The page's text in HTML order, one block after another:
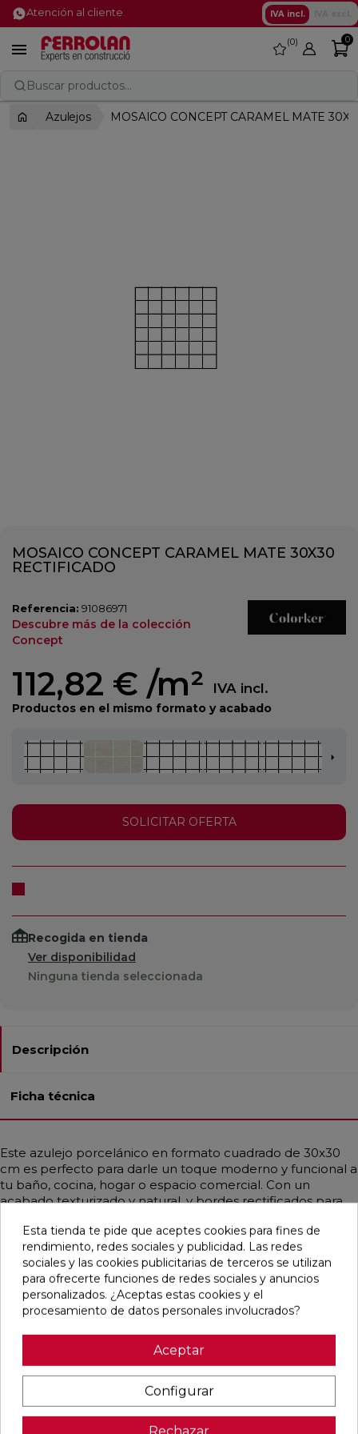
Atención al cliente IVA incl.
 favorite
0 0
Buscar productos...
Azulejos MOSAICO CONCEPT CARAMEL MATE
MOSAICO CONCEPT CARAMEL MATE 30X30
RECTIFICADO
Referencia: 91086971
Descubre más de la colección
Concept
112,82 € /m² IVA incl.
Productos en el mismo formato y acabado
SOLICITAR OFERTA
Recogida en tienda
Ver disponibilidad
Ninguna tienda seleccionada
Descripción
Ficha técnica
Este azulejo porcelánico en formato cuadrado de 30x30
cm es perfecto para darle un toque moderno y funcional a
tu baño, cocina, hogar o espacio comercial. Con un
acabado texturizado y natural, y bordes rectificados para
antihielo como antimanchas. Su estilo industrial y
contemporáneo, que simula cemento en tonos beige y
arena, lo convierte en una opción versátil y elegante para
cualquier proyecto de decoración.
Pensamos que te puede interesar
favorite
Esta tienda te pide que aceptes cookies para fines de
rendimiento, redes sociales y publicidad. Las redes
sociales y las cookies publicitarias de terceros se utilizan
para ofrecerte funciones de redes sociales y anuncios
personalizados. ¿Aceptas estas cookies y el
procesamiento de datos personales involucrados?
Aceptar
Configurar